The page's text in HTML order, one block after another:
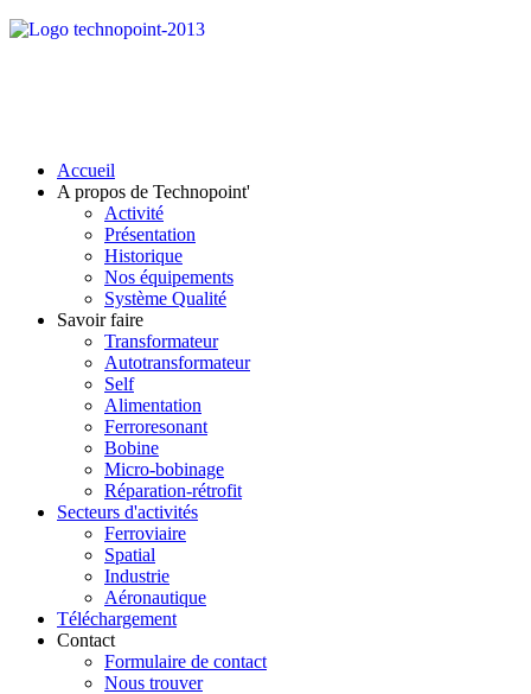
Accueil
A propos de Technopoint'
Activité
Présentation
Historique
Nos équipements
Système Qualité
Savoir faire
Transformateur
Autotransformateur
Self
Alimentation
Ferroresonant
Bobine
Micro-bobinage
Réparation-rétrofit
Secteurs d'activités
Ferroviaire
Spatial
Industrie
Aéronautique
Téléchargement
Contact
Formulaire de contact
Nous trouver